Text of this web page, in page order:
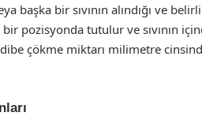
başka bir sıvının alındığı ve
pozisyonda tutulur ve sıvının
çökme miktarı milimetre